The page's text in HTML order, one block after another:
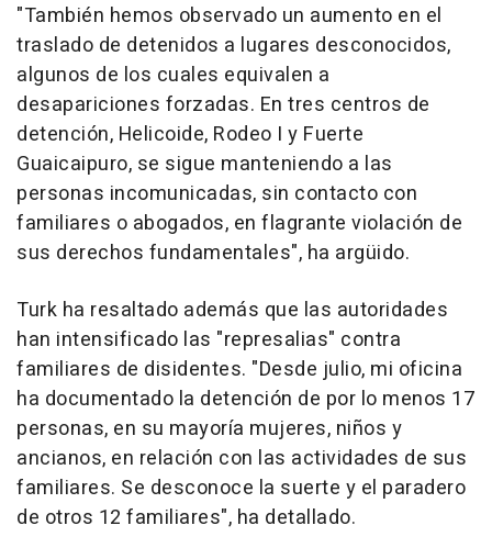
"También hemos observado un aumento en el
traslado de detenidos a lugares desconocidos,
algunos de los cuales equivalen a
desapariciones forzadas. En tres centros de
detención, Helicoide, Rodeo I y Fuerte
Guaicaipuro, se sigue manteniendo a las
personas incomunicadas, sin contacto con
familiares o abogados, en flagrante violación de
sus derechos fundamentales", ha argüido.
Turk ha resaltado además que las autoridades
han intensificado las "represalias" contra
familiares de disidentes. "Desde julio, mi oficina
ha documentado la detención de por lo menos 17
personas, en su mayoría mujeres, niños y
ancianos, en relación con las actividades de sus
familiares. Se desconoce la suerte y el paradero
de otros 12 familiares", ha detallado.